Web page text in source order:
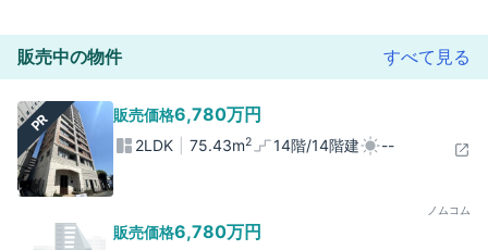
販売中の物件 すべて見る
PR 販売価格6,780万円
2LDK 75.43m2 14階/14階建 --
ノムコム
販売価格6,780万円